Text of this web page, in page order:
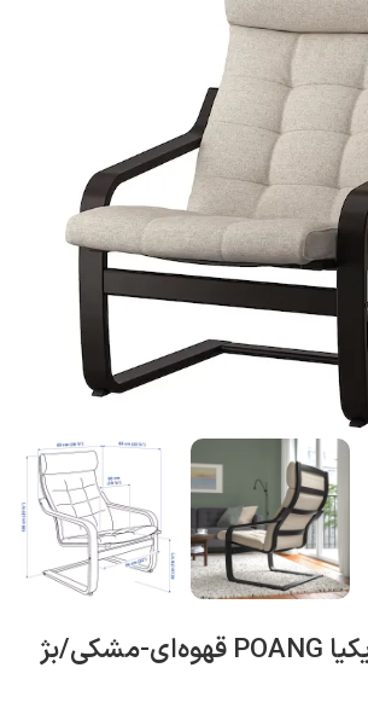
صندلی راحتی ایکیا POANG قهوه‌ای-مشکی/بژ